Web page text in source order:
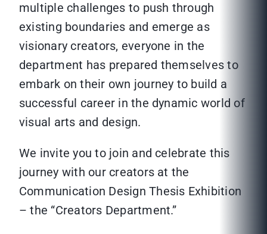
multiple challenges to push through
existing boundaries and emerge as
visionary creators, everyone in the
department has prepared themselves to
embark on their own journey to build a
successful career in the dynamic world of
visual arts and design.
We invite you to join and celebrate this
journey with our creators at the
Communication Design Thesis Exhibition
– the “Creators Department.”